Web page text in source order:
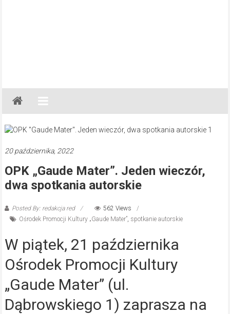
Gazeta
Regionalna
Częstochowa,
Lubliniec,
20 października, 2022
OPK „Gaude Mater”. Jeden wieczór,
dwa spotkania autorskie
Posted By: redakcja red
562 Views
Ośrodek Promocji Kultury „Gaude Mater”, spotkanie autorskie
W piątek, 21 października
Ośrodek Promocji Kultury
„Gaude Mater” (ul.
Dąbrowskiego 1) zaprasza na